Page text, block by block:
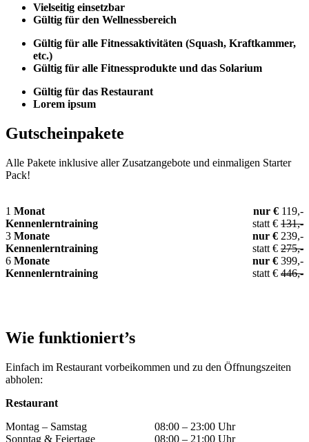
Vielseitig einsetzbar
Gültig für den Wellnessbereich
Gültig für alle Fitnessaktivitäten (Squash, Kraftkammer,
etc.)
Gültig für alle Fitnessprodukte und das Solarium
Gültig für das Restaurant
Lorem ipsum
Gutscheinpakete
Alle Pakete inklusive aller Zusatzangebote und einmaligen Starter
Pack!
1 Monat nur € 119,-
statt € 131,-
Kennenlerntraining
3 Monate nur € 239,-
statt € 275,-
Kennenlerntraining
6 Monate nur € 399,-
statt € 446,-
Kennenlerntraining
Wie funktioniert’s
Einfach im Restaurant vorbeikommen und zu den Öffnungszeiten
abholen:
Restaurant
Montag – Samstag
08:00 – 23:00 Uhr
Sonntag & Feiertage
08:00 – 21:00 Uhr